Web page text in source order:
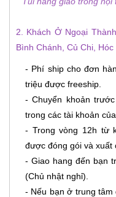
2. Khách Ở Ngoại
Bình Chánh, Củ Chi,
- Phí ship cho đơn
triệu được freeship.
- Chuyển khoản
trong các tài khoản
- Trong vòng 12h từ
được đóng gói và xuất
- Giao hang đến bạn
(Chủ nhật nghỉ).
- Nếu bạn ở trung tâm